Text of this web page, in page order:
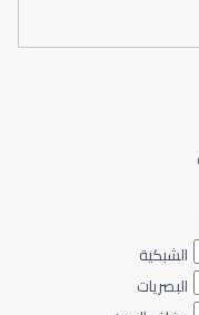
الشبكية
البصريات